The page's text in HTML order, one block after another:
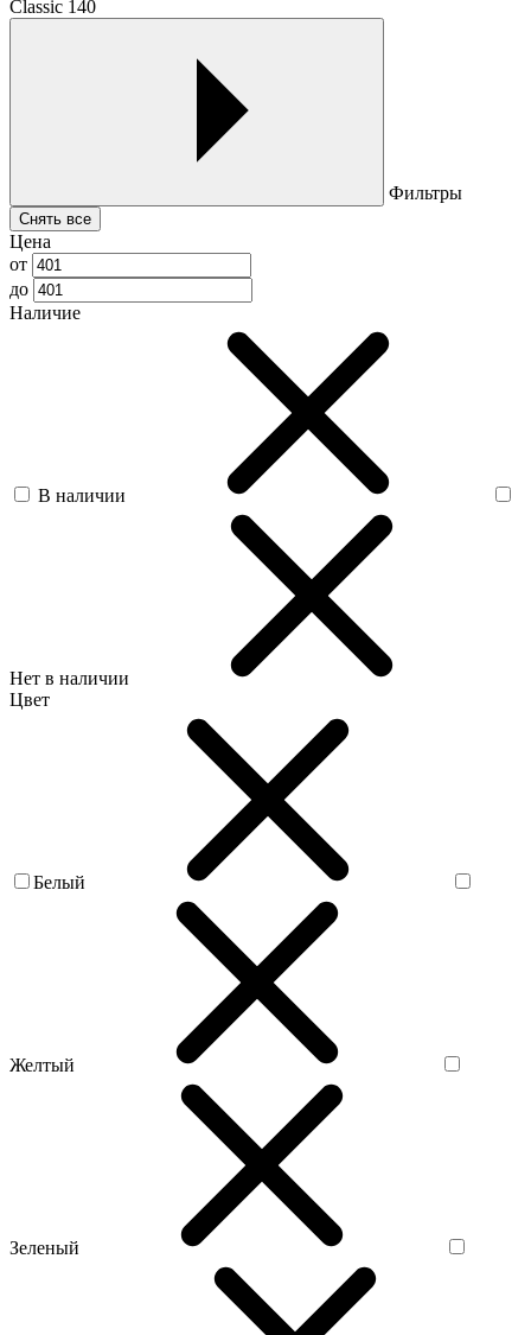
Classic 140
Фильтры
Снять все
Цена
от
до
Наличие
В наличии
Нет в наличии
Цвет
Белый
Желтый
Зеленый